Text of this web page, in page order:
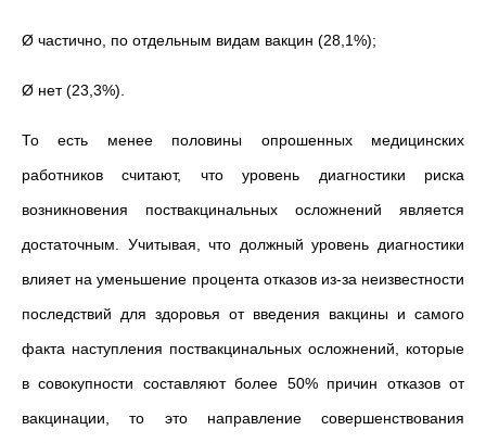
Ø частично, по отдельным видам вакцин (28,1%);
Ø нет (23,3%).
То есть менее половины опрошенных медицинских
работников считают, что уровень диагностики риска
возникновения поствакцинальных осложнений является
достаточным. Учитывая, что должный уровень диагностики
влияет на уменьшение процента отказов из-за неизвестности
последствий для здоровья от введения вакцины и самого
факта наступления поствакцинальных осложнений, которые
в совокупности составляют более 50% причин отказов от
вакцинации, то это направление совершенствования